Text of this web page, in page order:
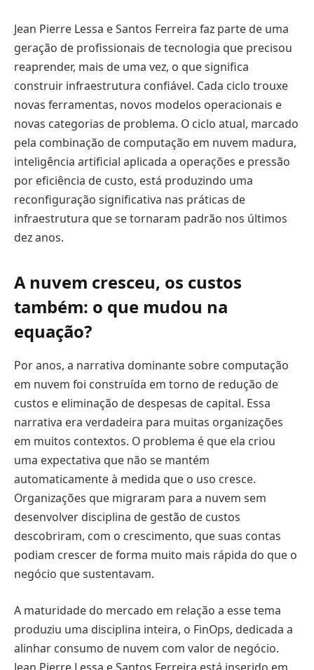
Jean Pierre Lessa e Santos Ferreira faz parte de uma
geração de profissionais de tecnologia que precisou
reaprender, mais de uma vez, o que significa
construir infraestrutura confiável. Cada ciclo trouxe
novas ferramentas, novos modelos operacionais e
novas categorias de problema. O ciclo atual, marcado
pela combinação de computação em nuvem madura,
inteligência artificial aplicada a operações e pressão
por eficiência de custo, está produzindo uma
reconfiguração significativa nas práticas de
infraestrutura que se tornaram padrão nos últimos
dez anos.
A nuvem cresceu, os custos
também: o que mudou na
equação?
Por anos, a narrativa dominante sobre computação
em nuvem foi construída em torno de redução de
custos e eliminação de despesas de capital. Essa
narrativa era verdadeira para muitas organizações
em muitos contextos. O problema é que ela criou
uma expectativa que não se mantém
automaticamente à medida que o uso cresce.
Organizações que migraram para a nuvem sem
desenvolver disciplina de gestão de custos
descobriram, com o crescimento, que suas contas
podiam crescer de forma muito mais rápida do que o
negócio que sustentavam.
A maturidade do mercado em relação a esse tema
produziu uma disciplina inteira, o FinOps, dedicada a
alinhar consumo de nuvem com valor de negócio.